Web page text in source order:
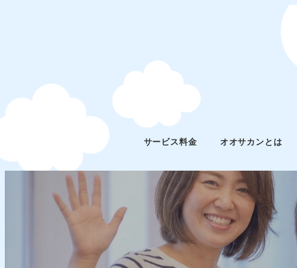
サービス料金 オオサカンとは
スタッフブログ